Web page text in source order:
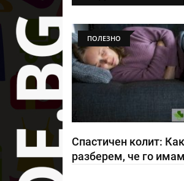
ПОЛЕЗНО
Спастичен колит:
разберем, че го